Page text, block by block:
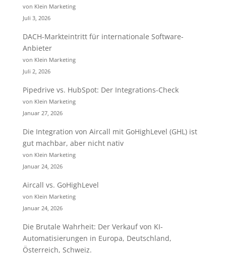
von Klein Marketing
Juli 3, 2026
DACH-Markteintritt für internationale Software-
Anbieter
von Klein Marketing
Juli 2, 2026
Pipedrive vs. HubSpot: Der Integrations-Check
von Klein Marketing
Januar 27, 2026
Die Integration von Aircall mit GoHighLevel (GHL) ist
gut machbar, aber nicht nativ
von Klein Marketing
Januar 24, 2026
Aircall vs. GoHighLevel
von Klein Marketing
Januar 24, 2026
Die Brutale Wahrheit: Der Verkauf von KI-
Automatisierungen in Europa, Deutschland,
Österreich, Schweiz.